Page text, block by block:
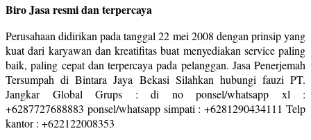
Biro Jasa resmi dan terpercaya
Perusahaan didirikan pada tanggal 22 mei 2008 dengan prinsip yang
kuat dari karyawan dan kreatifitas buat menyediakan service paling
baik, paling cepat dan terpercaya pada pelanggan. Jasa Penerjemah
Tersumpah di Bintara Jaya Bekasi Silahkan hubungi fauzi PT.
Jangkar Global Grups : di no ponsel/whatsapp xl :
+6287727688883 ponsel/whatsapp simpati : +6281290434111 Telp
kantor : +622122008353